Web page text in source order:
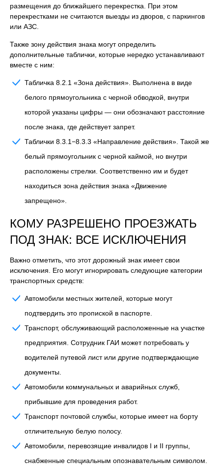
размещения до ближайшего перекрестка. При этом
перекрестками не считаются выезды из дворов, с паркингов
или АЗС.
Также зону действия знака могут определить
дополнительные таблички, которые нередко устанавливают
вместе с ним:
Табличка 8.2.1 «Зона действия». Выполнена в виде
белого прямоугольника с черной обводкой, внутри
которой указаны цифры — они обозначают расстояние
после знака, где действует запрет.
Таблички 8.3.1−8.3.3 «Направление действия». Такой же
белый прямоугольник с черной каймой, но внутри
расположены стрелки. Соответственно им и будет
находиться зона действия знака «Движение
запрещено».
КОМУ РАЗРЕШЕНО ПРОЕЗЖАТЬ
ПОД ЗНАК: ВСЕ ИСКЛЮЧЕНИЯ
Важно отметить, что этот дорожный знак имеет свои
исключения. Его могут игнорировать следующие категории
транспортных средств:
Автомобили местных жителей, которые могут
подтвердить это пропиской в паспорте.
Транспорт, обслуживающий расположенные на участке
предприятия. Сотрудник ГАИ может потребовать у
водителей путевой лист или другие подтверждающие
документы.
Автомобили коммунальных и аварийных служб,
прибывшие для проведения работ.
Транспорт почтовой службы, которые имеет на борту
отличительную белую полосу.
Автомобили, перевозящие инвалидов I и II группы,
снабженные специальным опознавательным символом.